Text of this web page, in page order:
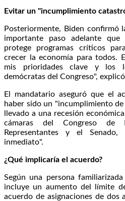
Evitar un "incumplimiento
Posteriormente, Biden confirmó
importante paso adelante
protege programas críticos
crecer la economía para todos.
mis prioridades clave y los
demócratas del Congreso",
El mandatario aseguró que el
haber sido un "incumplimiento
llevado a una recesión
cámaras del Congreso de
Representantes y el
inmediato".
¿Qué implicaría el acuerdo?
Según una persona
incluye un aumento del límite
acuerdo de asignaciones de dos